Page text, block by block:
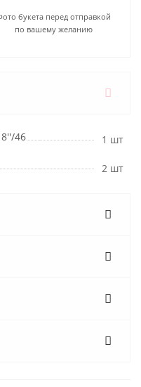
букета перед отправкой
по вашему желанию
46
1 шт
2 шт